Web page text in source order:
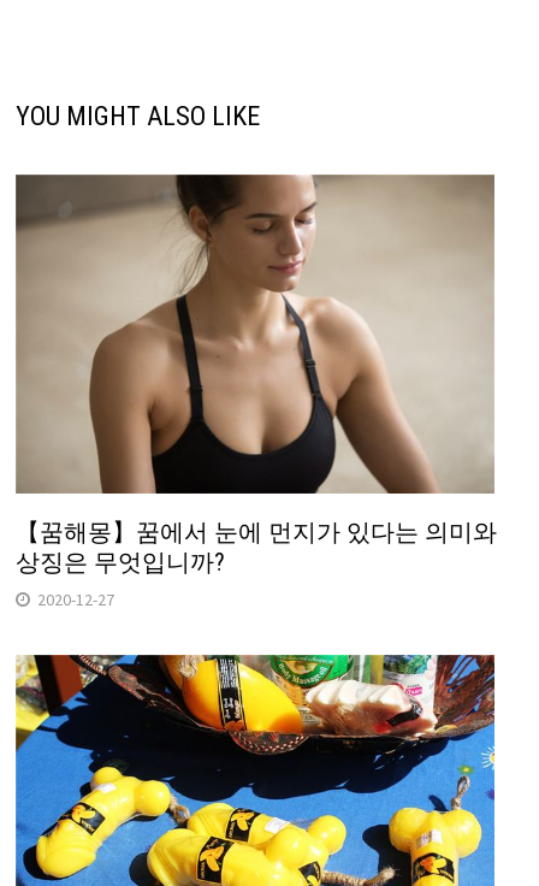
YOU MIGHT ALSO LIKE
【꿈해몽】꿈에서 눈에 먼지가 있다는 의미와
상징은 무엇입니까?
2020-12-27